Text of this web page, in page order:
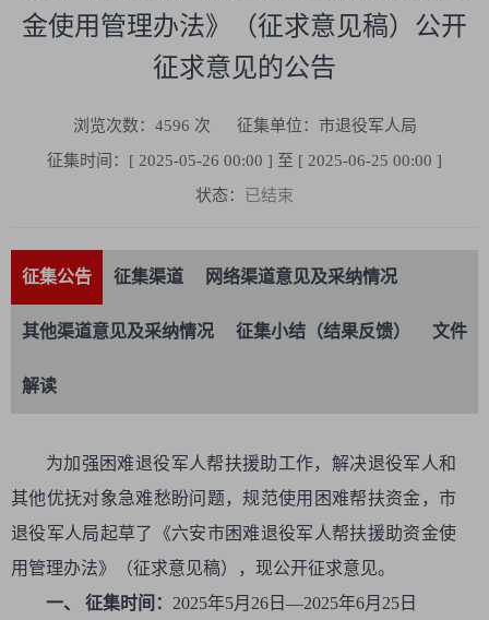
金使用管理办法》（征求意见稿）公开
征求意见的公告
浏览次数： 4596 次
征集单位：市退役军人局
征集时间：[ 2025-05-26 00:00 ] 至 [ 2025-06-25 00:00 ]
状态：
已结束
征集公告 征集渠道 网络渠道意见及采纳情况
其他渠道意见及采纳情况 征集小结（结果反馈） 文件
解读
为加强困难退役军人帮扶援助工作，解决退役军人和
其他优抚对象急难愁盼问题，规范使用困难帮扶资金，市
退役军人局起草了《六安市困难退役军人帮扶援助资金使
用管理办法》（征求意见稿），现公开征求意见。
一、 征集时间： 2025年5月26日—2025年6月25日